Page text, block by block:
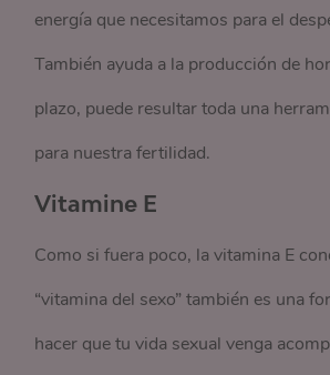
energía que necesitamos para el
También ayuda a la producción de
plazo, puede resultar toda una
para nuestra fertilidad.
Vitamine E
Como si fuera poco, la vitamina E
“vitamina del sexo” también es una
hacer que tu vida sexual venga